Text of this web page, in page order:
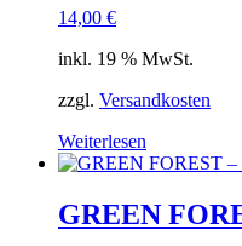
14,00 €
inkl. 19 % MwSt.
zzgl. Versandkosten
Weiterlesen
GREEN